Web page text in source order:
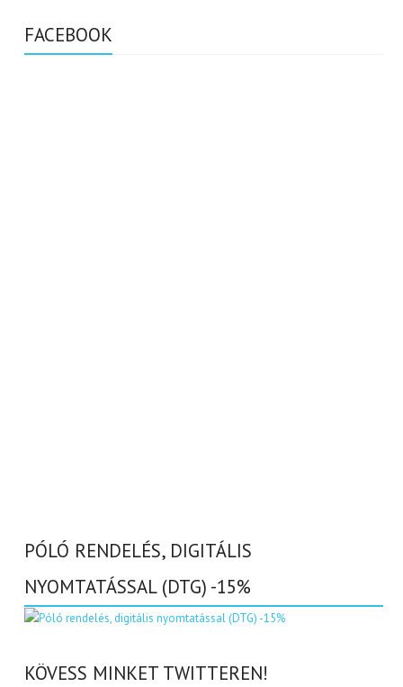
FACEBOOK
PÓLÓ RENDELÉS, DIGITÁLIS
NYOMTATÁSSAL (DTG) -15%
KÖVESS MINKET TWITTEREN!